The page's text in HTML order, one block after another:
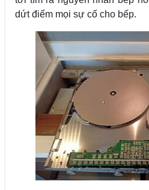
dứt điểm mọi sự cố cho bếp.